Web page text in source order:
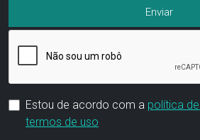
Estou de acordo com a política
termos de uso